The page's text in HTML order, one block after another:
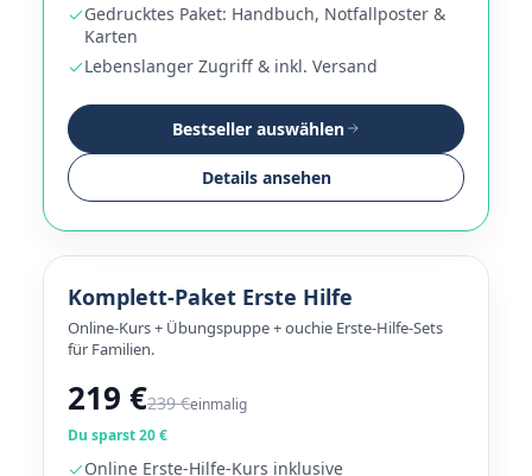
Gedrucktes Paket: Handbuch, Notfallposter &
Karten
Lebenslanger Zugriff & inkl. Versand
Bestseller auswählen
Details ansehen
Komplett-Paket Erste Hilfe
Online-Kurs + Übungspuppe + ouchie Erste-Hilfe-Sets
für Familien.
219 €239 €einmalig
Du sparst 20 €
Online Erste-Hilfe-Kurs inklusive